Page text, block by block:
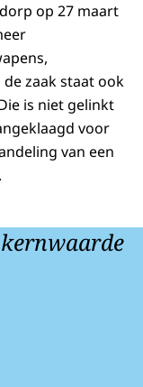
op 27 maart
zaak staat ook
is niet gelinkt
voor
van een